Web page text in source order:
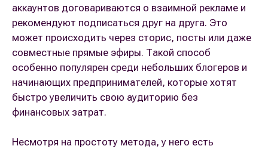
аккаунтов договариваются о взаимной рекламе и
рекомендуют подписаться друг на друга. Это
может происходить через сторис, посты или даже
совместные прямые эфиры. Такой способ
особенно популярен среди небольших блогеров и
начинающих предпринимателей, которые хотят
быстро увеличить свою аудиторию без
финансовых затрат.
Несмотря на простоту метода, у него есть